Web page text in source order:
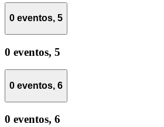
0 eventos, 5
0 eventos, 5
0 eventos, 6
0 eventos, 6